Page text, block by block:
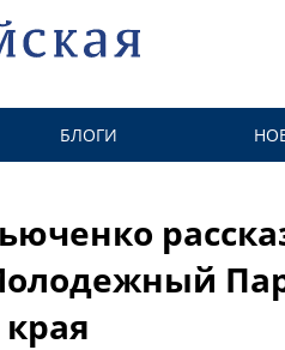
БЛОГИ